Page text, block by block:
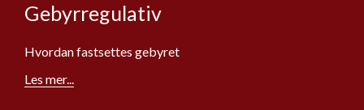
Gebyrregulativ
Hvordan fastsettes gebyret
Les mer...